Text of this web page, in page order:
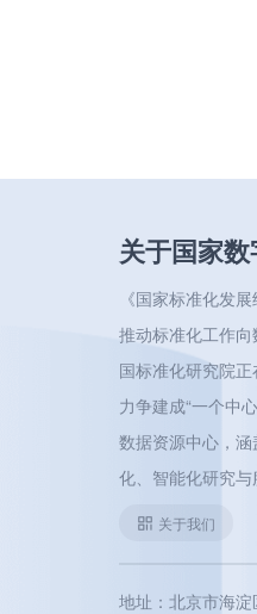
关于国家
《国家标准化发
推动标准化工作
国标准化研究院
力争建成“一个中
数据资源中心，
化、智能化研究与
关于我们
地址：北京市海